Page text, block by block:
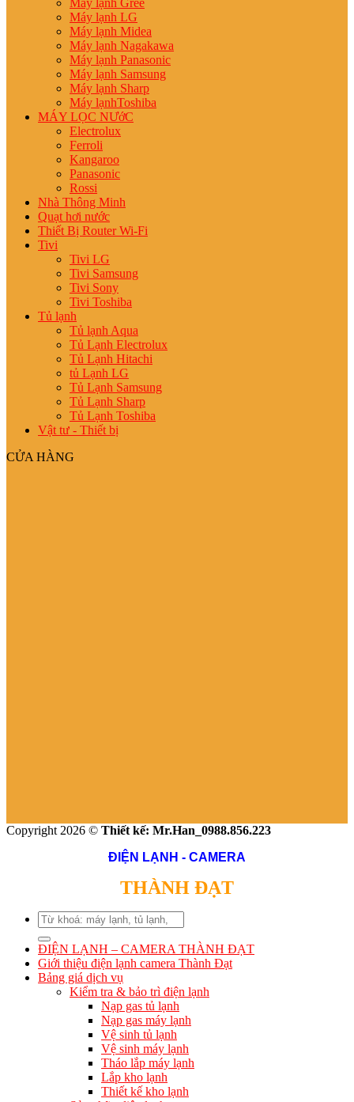
Máy lạnh Gree
Máy lạnh LG
Máy lạnh Midea
Máy lạnh Nagakawa
Máy lạnh Panasonic
Máy lạnh Samsung
Máy lạnh Sharp
Máy lạnhToshiba
MÁY LỌC NƯớC
Electrolux
Ferroli
Kangaroo
Panasonic
Rossi
Nhà Thông Minh
Quạt hơi nước
Thiết Bị Router Wi-Fi
Tivi
Tivi LG
Tivi Samsung
Tivi Sony
Tivi Toshiba
Tủ lạnh
Tủ lạnh Aqua
Tủ Lạnh Electrolux
Tủ Lạnh Hitachi
tủ Lạnh LG
Tủ Lạnh Samsung
Tủ Lạnh Sharp
Tủ Lạnh Toshiba
Vật tư - Thiết bị
CỬA HÀNG
Copyright 2026 © Thiết kế: Mr.Han_0988.856.223
ĐIỆN LẠNH - CAMERA
THÀNH ĐẠT
Search
for:
ĐIỆN LẠNH – CAMERA THÀNH ĐẠT
Giới thiệu điện lạnh camera Thành Đạt
Bảng giá dịch vụ
Kiểm tra & bảo trì điện lạnh
Nạp gas tủ lạnh
Nạp gas máy lạnh
Vệ sinh tủ lạnh
Vệ sinh máy lạnh
Tháo lắp máy lạnh
Lắp kho lạnh
Thiết kế kho lạnh